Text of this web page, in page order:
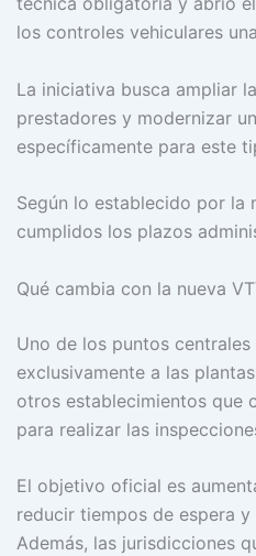
los controles vehiculares
La iniciativa busca ampliar
prestadores y modernizar
específicamente para este
Según lo establecido por la
cumplidos los plazos
Qué cambia con la nueva
Uno de los puntos
exclusivamente a las
otros establecimientos que
para realizar las
El objetivo oficial es
reducir tiempos de espera
Además, las jurisdicciones